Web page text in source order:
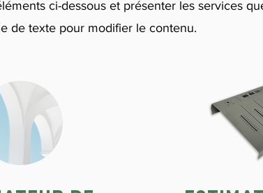
ci-dessous et présenter les services
de texte pour modifier le contenu.